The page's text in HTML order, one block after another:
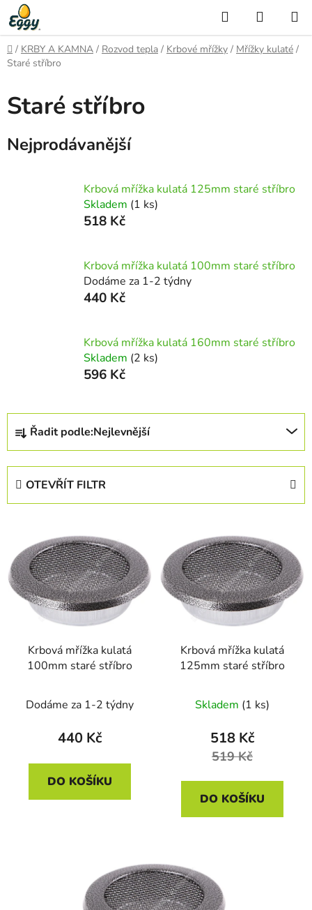
Přejít
na
obsah
Hledat
KOŠÍK
Domů
/ KRBY A KAMNA / Rozvod tepla / Krbové mřížky / Mřížky kulaté /
Staré stříbro
Staré stříbro
Nejprodávanější
Krbová mřížka kulatá 125mm staré stříbro
Skladem (1 ks)
518 Kč
Krbová mřížka kulatá 100mm staré stříbro
Dodáme za 1-2 týdny
440 Kč
Krbová mřížka kulatá 160mm staré stříbro
Skladem (2 ks)
596 Kč
Ř
z
o
d
Řadit podle:Nejlevnější
OTEVŘÍT FILTR
p
i
Krbová mřížka kulatá
100mm staré stříbro
Dodáme za 1-2 týdny
440 Kč
DO KOŠÍKU
Krbová mřížka kulatá
125mm staré stříbro
Skladem (1 ks)
518 Kč
519 Kč
DO KOŠÍKU